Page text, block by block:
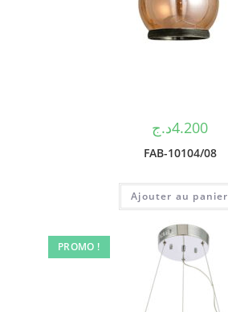
4.200د.ج
FAB-10104/08
Ajouter au panier
PROMO !